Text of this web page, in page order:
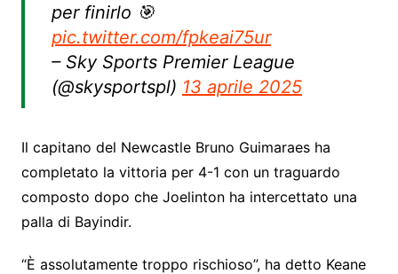
per finirlo 🎯
pic.twitter.com/fpkeai75ur
– Sky Sports Premier League
(@skysportspl) 13 aprile 2025
Il capitano del Newcastle Bruno Guimaraes ha
completato la vittoria per 4-1 con un traguardo
composto dopo che Joelinton ha intercettato una
palla di Bayindir.
“È assolutamente troppo rischioso”, ha detto Keane